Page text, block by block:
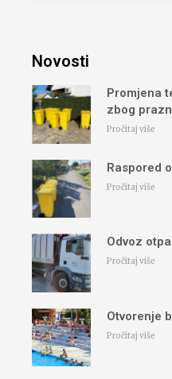
Novosti
Promjena
zbog
Pročitaj više
Raspored
Pročitaj više
Odvoz
Pročitaj više
Otvorenje
Pročitaj više